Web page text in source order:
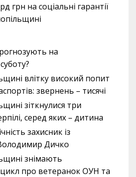
грн на соціальні гарантії
на
влітку високий попит
звернень – тисячі
зіткнулися три
серед яких – дитина
захисник із
Дичко
знімають
про ветеранок ОУН та